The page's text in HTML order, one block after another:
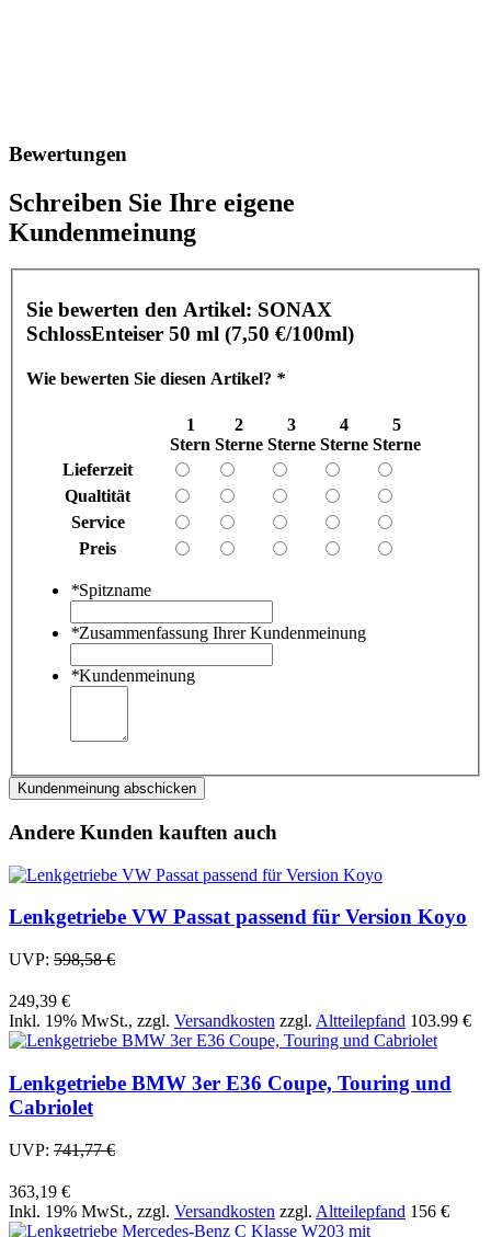
Bewertungen
Schreiben Sie Ihre eigene
Kundenmeinung
Sie bewerten den Artikel: SONAX
SchlossEnteiser 50 ml (7,50 €/100ml)
Wie bewerten Sie diesen Artikel? *
1
Stern
2
Sterne
3
Sterne
4
Sterne
5
Sterne
Lieferzeit
Qualtität
Service
Preis
*Spitzname
*Zusammenfassung Ihrer Kundenmeinung
*Kundenmeinung
Kundenmeinung abschicken
Andere Kunden kauften auch
Lenkgetriebe VW Passat passend für Version Koyo
UVP: 598,58 €
249,39 €
Inkl. 19% MwSt., zzgl. Versandkosten zzgl. Altteilepfand 103.99 €
Lenkgetriebe BMW 3er E36 Coupe, Touring und
Cabriolet
UVP: 741,77 €
363,19 €
Inkl. 19% MwSt., zzgl. Versandkosten zzgl. Altteilepfand 156 €